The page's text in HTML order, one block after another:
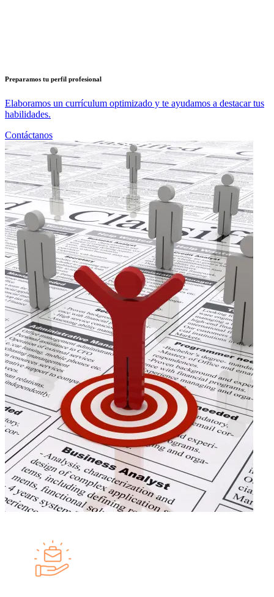
Preparamos tu perfil profesional
Elaboramos un currículum optimizado y te ayudamos a destacar tus
habilidades.
Contáctanos